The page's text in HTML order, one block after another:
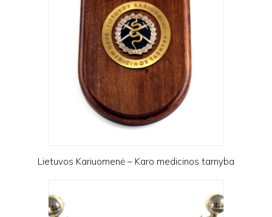
Lietuvos Kariuomenė – Karo medicinos tarnyba